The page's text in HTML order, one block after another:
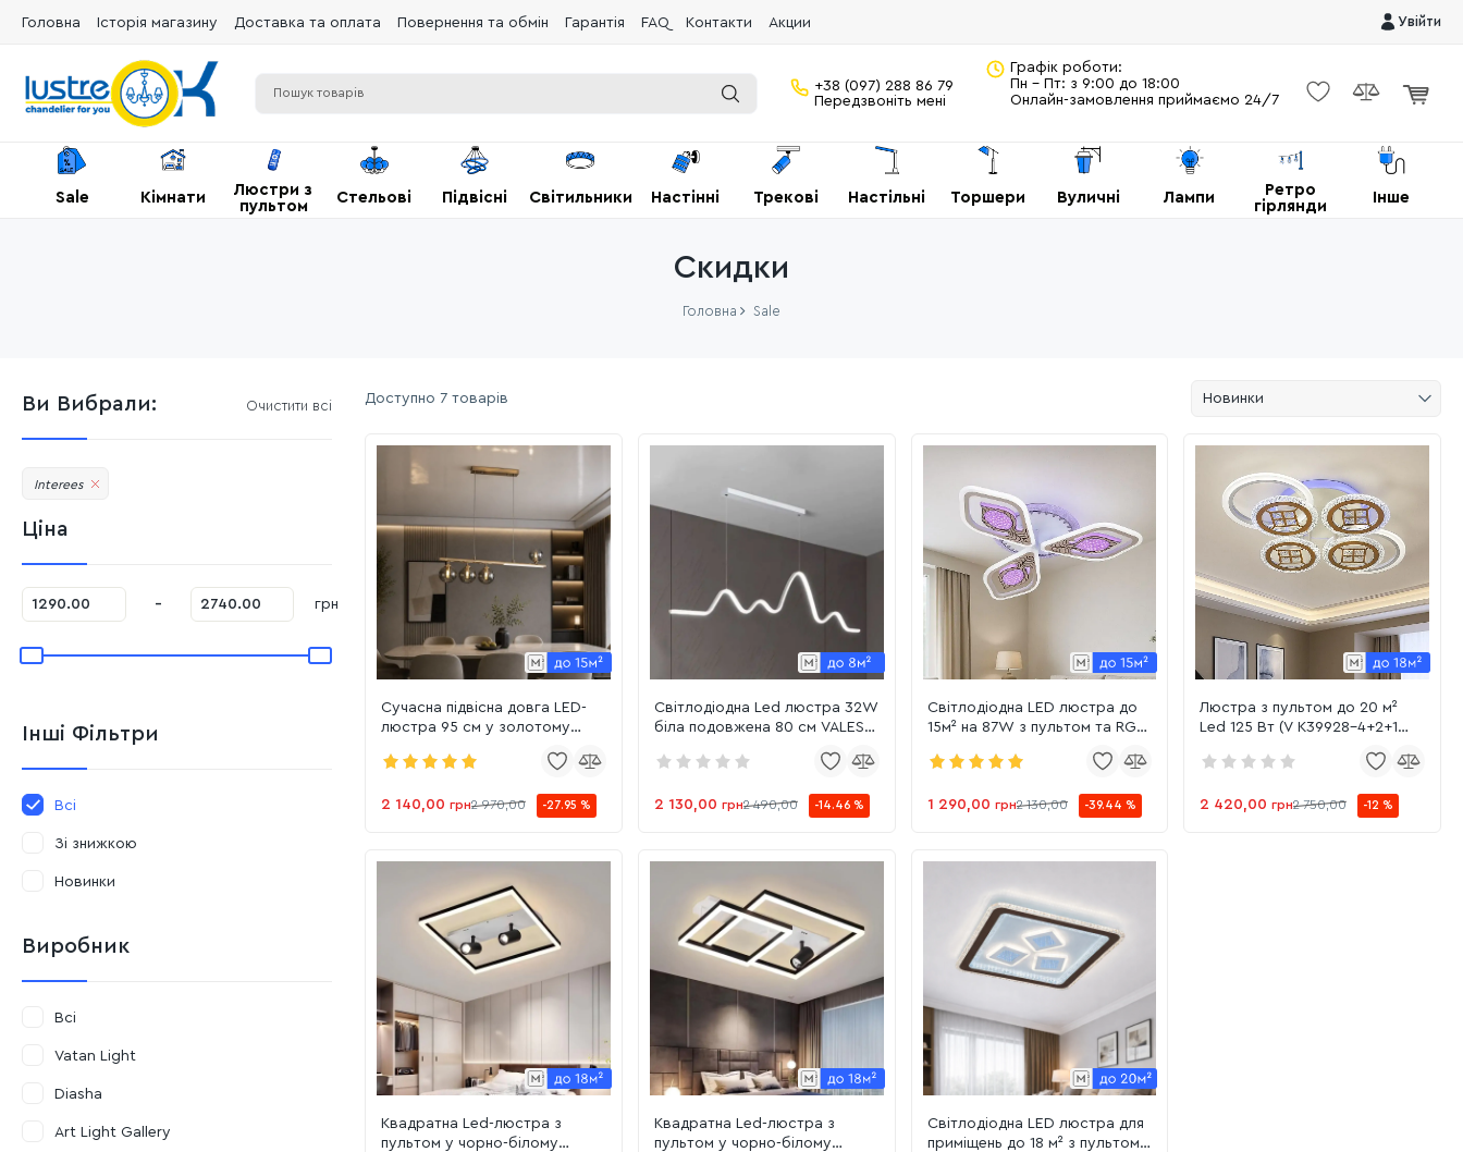
Головна Історія магазину Доставка та оплата Повернення та обмін Гарантія FAQ Контакти Акции Увійти
+38 (097) 288 86 79
Передзвоніть мені
Графік роботи:
Пн - Пт: з 9:00 до 18:00
Онлайн-замовлення приймаємо 24/7
Sale Кімнати
Люстри з
пультом
Стельові Підвісні Світильники Настінні Трекові Настільні Торшери Вуличні Лампи
Ретро
гірлянди
Інше
Скидки
Головна Sale
Ви Вибрали: Очистити всі
Interees
Ціна
- грн
Інші Фільтри
Всі
Зі знижкою
Новинки
Виробник
Всі
Vatan Light
Diasha
Art Light Gallery
Доступно 7 товарів Новинки
Сучасна підвісна довга LED-
люстра 95 см у золотому
2 140,00 грн2 970,00 -27.95 %
Світлодіодна Led люстра 32W
біла подовжена 80 см VALESO
2 130,00 грн2 490,00 -14.46 %
Світлодіодна LED люстра до
15м² на 87W з пультом та RGB-
TL WH)
1 290,00 грн2 130,00 -39.44 %
Люстра з пультом до 20 м²
Led 125 Вт (V K39928-4+2+1
2 420,00 грн2 750,00 -12 %
Квадратна Led-люстра з
пультом у чорно-білому
Квадратна Led-люстра з
пультом у чорно-білому
Світлодіодна LED люстра для
приміщень до 18 м² з пультом,